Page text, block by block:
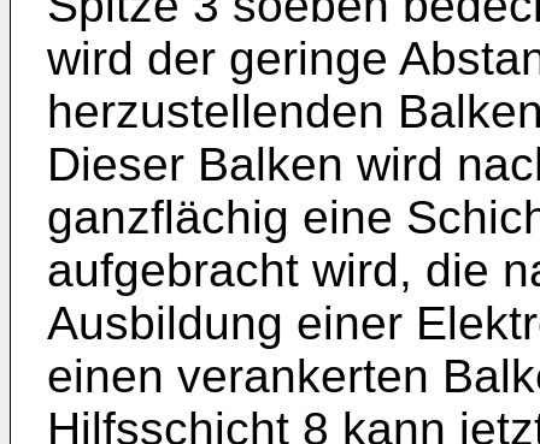
wird der geringe
herzustellenden
Dieser Balken wird
ganzflächig eine
aufgebracht wird, die
Ausbildung einer
einen verankerten
Hilfsschicht 8 kann